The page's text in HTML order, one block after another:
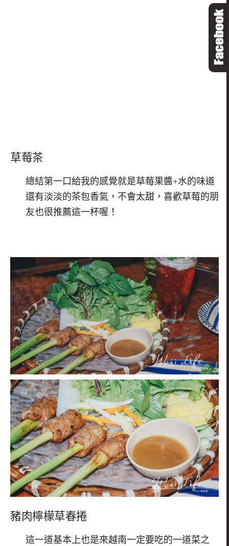
草莓茶
總結第一口給我的感覺就是草莓果醬+水的味道
還有淡淡的茶包香氣，不會太甜，喜歡草莓的朋
友也很推薦這一杯喔！
豬肉檸檬草春捲
這一道基本上也是來越南一定要吃的一道菜之